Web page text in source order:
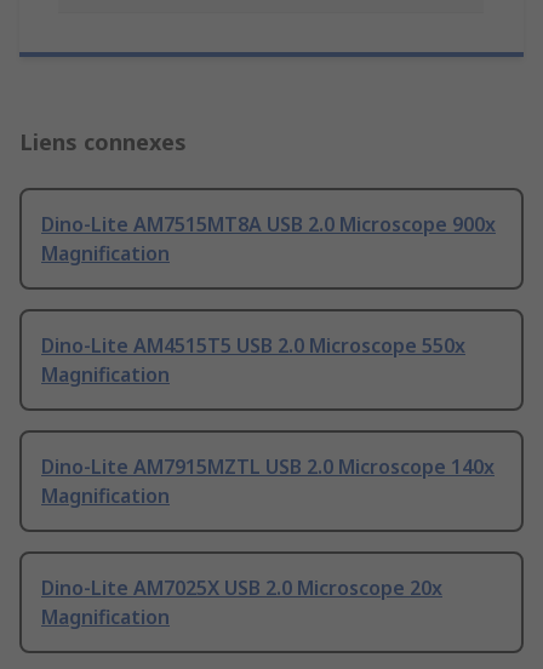
Liens connexes
Dino-Lite AM7515MT8A USB 2.0 Microscope 900x
Magnification
Dino-Lite AM4515T5 USB 2.0 Microscope 550x
Magnification
Dino-Lite AM7915MZTL USB 2.0 Microscope 140x
Magnification
Dino-Lite AM7025X USB 2.0 Microscope 20x
Magnification